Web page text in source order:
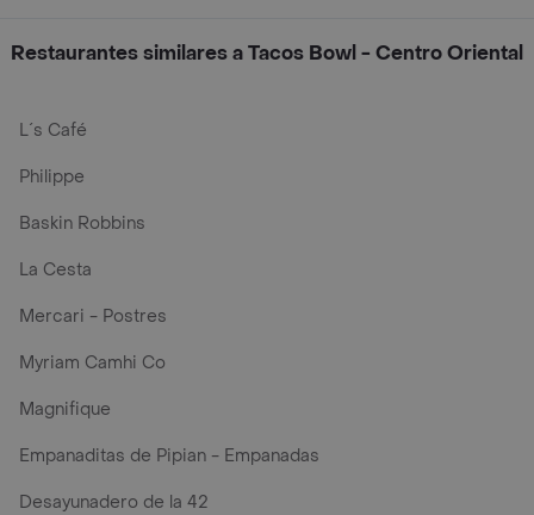
Restaurantes similares a Tacos Bowl - Centro Oriental
L´s Café
Philippe
Baskin Robbins
La Cesta
Mercari - Postres
Myriam Camhi Co
Magnifique
Empanaditas de Pipian - Empanadas
Desayunadero de la 42